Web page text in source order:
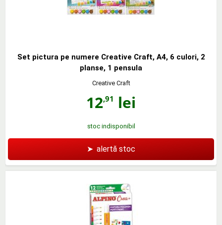
Set pictura pe numere Creative Craft, A4, 6 culori, 2
planse, 1 pensula
Creative Craft
12,91 lei
stoc indisponibil
➤ alertă stoc